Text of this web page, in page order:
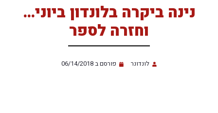
נינה ביקרה בלונדון ביוני…
וחזרה לספר
לונדונר פורסם ב06/14/2018